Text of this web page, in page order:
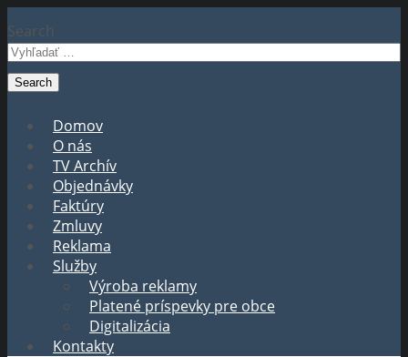
Search
Domov
O nás
TV Archív
Objednávky
Faktúry
Zmluvy
Reklama
Služby
Výroba reklamy
Platené príspevky pre obce
Digitalizácia
Kontakty